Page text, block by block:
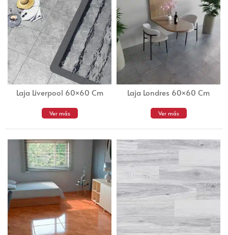
Laja Liverpool 60×60 Cm
Ver más
Laja Londres 60×60 Cm
Ver más